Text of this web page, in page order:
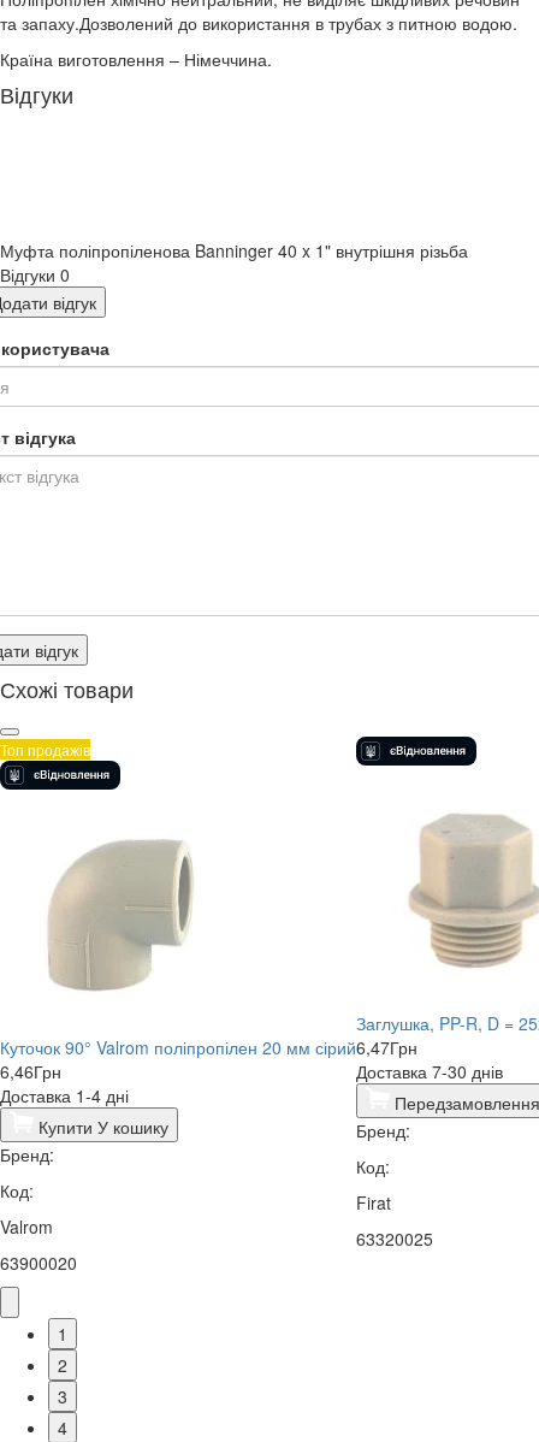
та запаху.Дозволений до використання в трубах з питною водою.
Країна виготовлення – Німеччина.
Відгуки
Муфта поліпропіленова Banninger 40 x 1" внутрішня різьба
Відгуки 0
відгук
відгука
відгук
Схожі товари
Топ продажів
Куточок 90° Valrom поліпропілен 20 мм сірий
6,46Грн
Доставка 1-4 дні
Купити У кошику
Бренд:
Код:
Valrom
63900020
Заглушка, PP-R, D =
6,47Грн
Доставка 7-30 днів
Бренд:
Код:
Firat
63320025
1
2
3
4